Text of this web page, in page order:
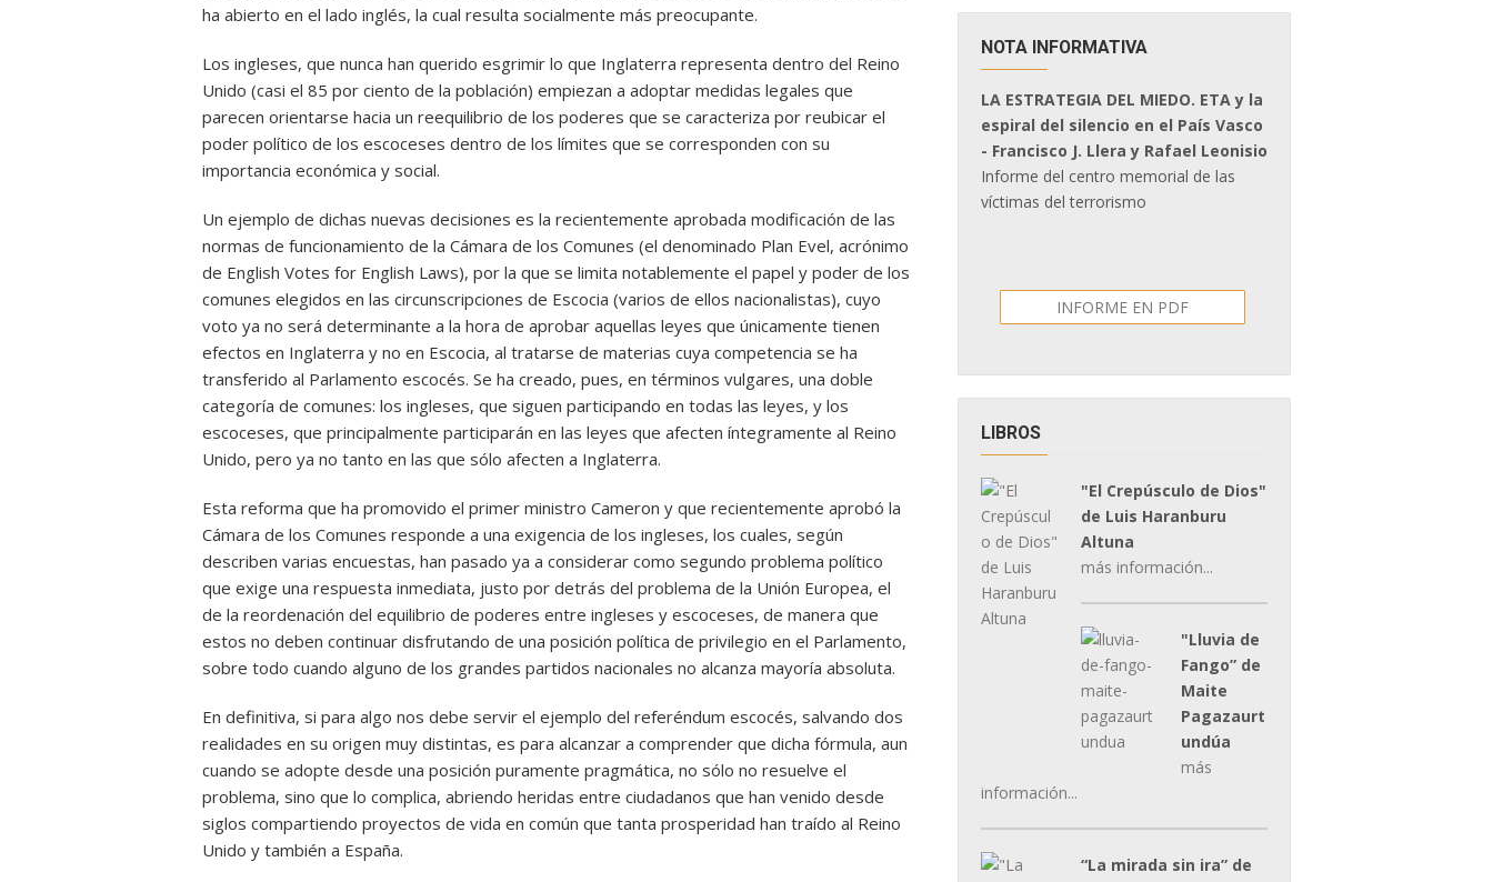
ha abierto en el lado inglés, la cual resulta socialmente más preocupante.
Los ingleses, que nunca han querido esgrimir lo que Inglaterra representa dentro del Reino
Unido (casi el 85 por ciento de la población) empiezan a adoptar medidas legales que
parecen orientarse hacia un reequilibrio de los poderes que se caracteriza por reubicar el
poder político de los escoceses dentro de los límites que se corresponden con su
importancia económica y social.
Un ejemplo de dichas nuevas decisiones es la recientemente aprobada modificación de las
normas de funcionamiento de la Cámara de los Comunes (el denominado Plan Evel, acrónimo
de English Votes for English Laws), por la que se limita notablemente el papel y poder de los
comunes elegidos en las circunscripciones de Escocia (varios de ellos nacionalistas), cuyo
voto ya no será determinante a la hora de aprobar aquellas leyes que únicamente tienen
efectos en Inglaterra y no en Escocia, al tratarse de materias cuya competencia se ha
transferido al Parlamento escocés. Se ha creado, pues, en términos vulgares, una doble
categoría de comunes: los ingleses, que siguen participando en todas las leyes, y los
escoceses, que principalmente participarán en las leyes que afecten íntegramente al Reino
Unido, pero ya no tanto en las que sólo afecten a Inglaterra.
Esta reforma que ha promovido el primer ministro Cameron y que recientemente aprobó la
Cámara de los Comunes responde a una exigencia de los ingleses, los cuales, según
describen varias encuestas, han pasado ya a considerar como segundo problema político
que exige una respuesta inmediata, justo por detrás del problema de la Unión Europea, el
de la reordenación del equilibrio de poderes entre ingleses y escoceses, de manera que
estos no deben continuar disfrutando de una posición política de privilegio en el Parlamento,
sobre todo cuando alguno de los grandes partidos nacionales no alcanza mayoría absoluta.
En definitiva, si para algo nos debe servir el ejemplo del referéndum escocés, salvando dos
realidades en su origen muy distintas, es para alcanzar a comprender que dicha fórmula, aun
cuando se adopte desde una posición puramente pragmática, no sólo no resuelve el
problema, sino que lo complica, abriendo heridas entre ciudadanos que han venido desde
siglos compartiendo proyectos de vida en común que tanta prosperidad han traído al Reino
Unido y también a España.
NOTA INFORMATIVA
LA ESTRATEGIA DEL MIEDO. ETA y la
espiral del silencio en el País Vasco
- Francisco J. Llera y Rafael Leonisio
Informe del centro memorial de las
víctimas del terrorismo
INFORME EN PDF
LIBROS
"El Crepúsculo de Dios"
de Luis Haranburu
Altuna
más información...
"Lluvia de
Fango” de
Maite
Pagazaurt
undúa
más
información...
“La mirada sin ira” de